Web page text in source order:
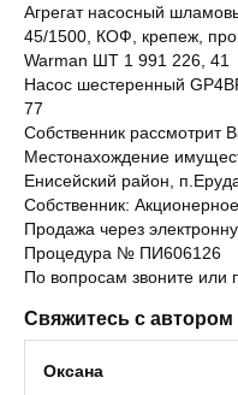
Агрегат насосный
45/1500, КОФ, крепеж,
Warman ШТ 1 991 226, 41
Насос шестеренный
77
Собственник рассмотрит
Местонахождение
Енисейский район,
Собственник:
Продажа через
Процедура № ПИ606126
По вопросам звоните или
Свяжитесь с
Оксана